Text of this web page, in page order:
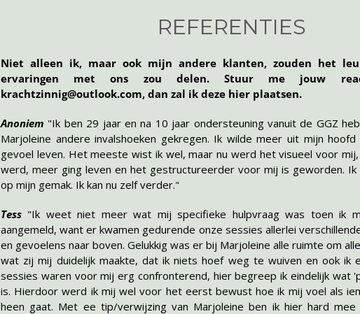
REFERENTIES
Niet alleen ik, maar ook mijn andere klanten, zouden het
ervaringen met ons zou delen. Stuur me jouw
krachtzinnig@outlook.com, dan zal ik deze hier plaatsen.
Anoniem "Ik ben 29 jaar en na 10 jaar ondersteuning vanuit de GGZ
Marjoleine andere invalshoeken gekregen. Ik wilde meer uit mijn
gevoel leven. Het meeste wist ik wel, maar nu werd het visueel voor
werd, meer ging leven en het gestructureerder voor mij is geworden.
op mijn gemak. Ik kan nu zelf verder."
Tess "Ik weet niet meer wat mij specifieke hulpvraag was toen ik
aangemeld, want er kwamen gedurende onze sessies allerlei
en gevoelens naar boven. Gelukkig was er bij Marjoleine alle ruimte om
wat zij mij duidelijk maakte, dat ik niets hoef weg te wuiven en ook ik
sessies waren voor mij erg confronterend, hier begreep ik eindelijk wat
is. Hierdoor werd ik mij wel voor het eerst bewust hoe ik mij voel als
heen gaat. Met ee tip/verwijzing van Marjoleine ben ik hier hard mee